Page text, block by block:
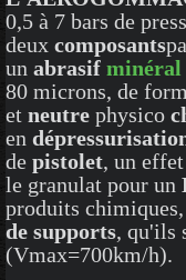
0,5 à 7 bars de
deux composants
un abrasif minéral
80 microns, de
et neutre physico
en
de pistolet, un
le granulat pour un
produits
de supports, qu'ils
(Vmax=700km/h).